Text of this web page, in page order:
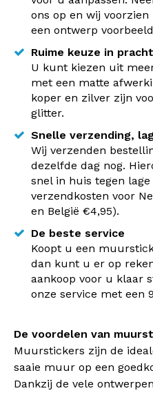
ons op en wij
een ontwerp
Ruime keuze in
U kunt kiezen uit
met een matte
koper en zilver zijn
glitter.
Snelle verzending,
Wij verzenden
dezelfde dag nog.
snel in huis tegen
verzendkosten voor
en België €4,95).
De beste service
Koopt u een
dan kunt u er op
aankoop voor u klaar
onze service met een
De voordelen van
Muurstickers zijn de
saaie muur op een
Dankzij de vele